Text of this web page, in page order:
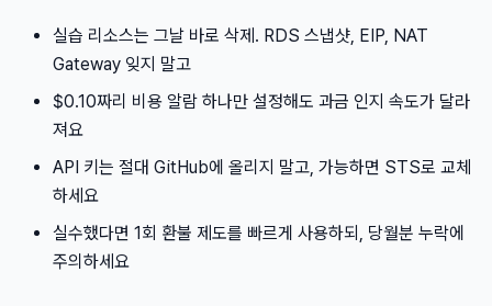
실습 리소스는 그날 바로 삭제. RDS 스냅샷, EIP, NAT
Gateway 잊지 말고
$0.10짜리 비용 알람 하나만 설정해도 과금 인지 속도가 달라
져요
API 키는 절대 GitHub에 올리지 말고, 가능하면 STS로 교체
하세요
실수했다면 1회 환불 제도를 빠르게 사용하되, 당월분 누락에
주의하세요